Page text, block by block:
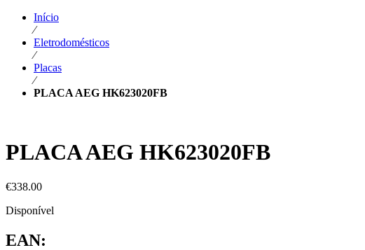
Início
⁄
Eletrodomésticos
⁄
Placas
⁄
PLACA AEG HK623020FB
PLACA AEG HK623020FB
€338.00
Disponível
EAN: